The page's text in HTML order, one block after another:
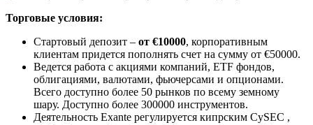
Торговые условия:
Стартовый депозит – от €10000, корпоративным
клиентам придется пополнять счет на сумму от €50000.
Ведется работа с акциями компаний, ETF фондов,
облигациями, валютами, фьючерсами и опционами.
Всего доступно более 50 рынков по всему земному
шару. Доступно более 300000 инструментов.
Деятельность Exante регулируется кипрским CySEC ,